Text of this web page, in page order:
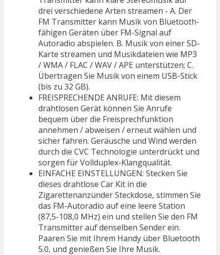
drei verschiedene Arten streamen - A. Der
FM Transmitter kann Musik von Bluetooth-
fähigen Geräten über FM-Signal auf
Autoradio abspielen. B. Musik von einer SD-
Karte streamen und Musikdateien wie MP3
/ WMA / FLAC / WAV / APE unterstützen; C.
Übertragen Sie Musik von einem USB-Stick
(bis zu 32 GB).
FREISPRECHENDE ANRUFE: Mit diesem
drahtlosen Gerät können Sie Anrufe
bequem über die Freisprechfunktion
annehmen / abweisen / erneut wählen und
sicher fahren. Geräusche und Wind werden
durch die CVC Technologie unterdrückt und
sorgen für Vollduplex-Klangqualität.
EINFACHE EINSTELLUNGEN: Stecken Sie
dieses drahtlose Car Kit in die
Zigarettenanzünder Steckdose, stimmen Sie
das FM-Autoradio auf eine leere Station
(87,5-108,0 MHz) ein und stellen Sie den FM
Transmitter auf denselben Sender ein.
Paaren Sie mit Ihrem Handy über Bluetooth
5.0, und genießen Sie Ihre Musik.